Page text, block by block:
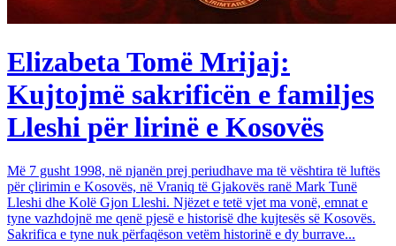
Elizabeta Tomë Mrijaj:
Kujtojmë sakrificën e familjes
Lleshi për lirinë e Kosovës
Më 7 gusht 1998, në njanën prej periudhave ma të vështira të luftës
për çlirimin e Kosovës, në Vraniq të Gjakovës ranë Mark Tunë
Lleshi dhe Kolë Gjon Lleshi. Njëzet e tetë vjet ma vonë, emnat e
tyne vazhdojnë me qenë pjesë e historisë dhe kujtesës së Kosovës.
Sakrifica e tyne nuk përfaqëson vetëm historinë e dy burrave...